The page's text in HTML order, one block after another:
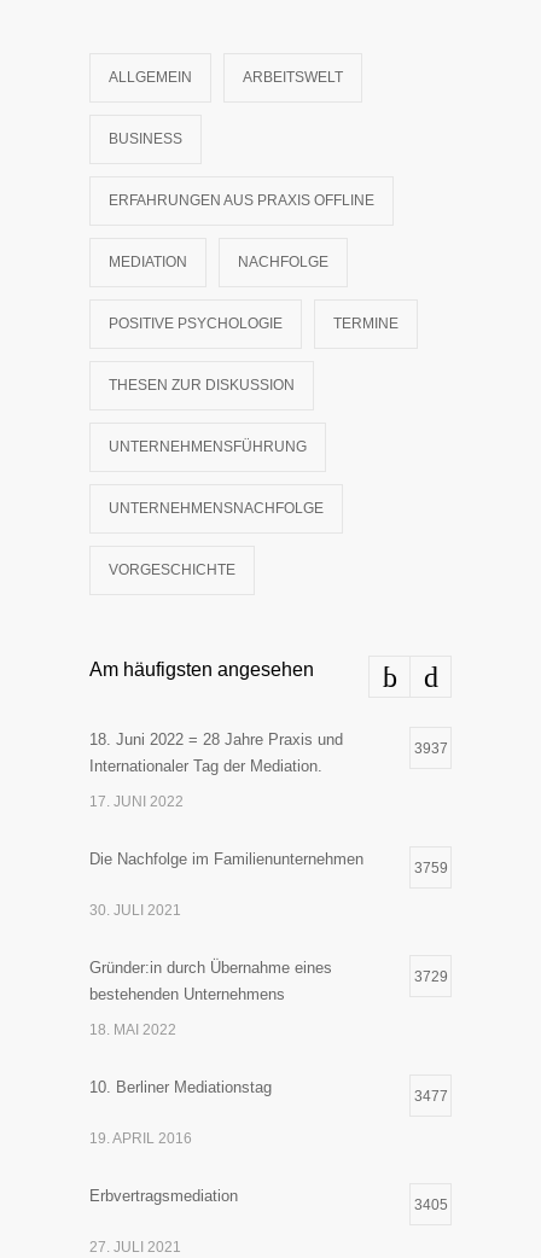
ALLGEMEIN ARBEITSWELT
BUSINESS
ERFAHRUNGEN AUS PRAXIS OFFLINE
MEDIATION NACHFOLGE
POSITIVE PSYCHOLOGIE TERMINE
THESEN ZUR DISKUSSION
UNTERNEHMENSFÜHRUNG
UNTERNEHMENSNACHFOLGE
VORGESCHICHTE
Am häufigsten angesehen
18. Juni 2022 = 28 Jahre Praxis und
Internationaler Tag der Mediation.
3937
17. JUNI 2022
Die Nachfolge im Familienunternehmen 3759
30. JULI 2021
Gründer:in durch Übernahme eines
bestehenden Unternehmens
3729
18. MAI 2022
10. Berliner Mediationstag 3477
19. APRIL 2016
Erbvertragsmediation 3405
27. JULI 2021